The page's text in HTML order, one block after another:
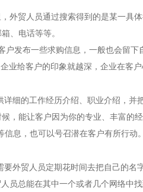
外贸人员通过搜索得到的是某一具
、电话等等。
户发布一些求购信息，一般也会留
业给客户的印象就越深，企业在客户
细的工作经历介绍、职业介绍，并
，能让客户因为你的专业、丰富的经
信息，也可以号召潜在客户有所行动。
外贸人员定期花时间去把自己的
员总能在其中一个或者几个网络中
聚焦网络